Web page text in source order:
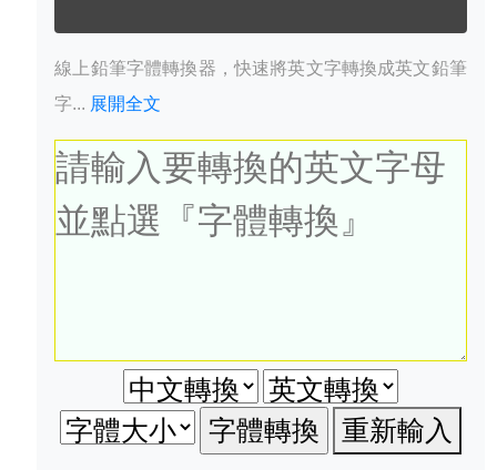
線上鉛筆字體轉換器，快速將英文字轉換成英文鉛筆
字... 展開全文
重新輸入